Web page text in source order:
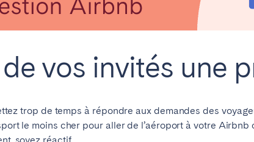
vos invités une
trop de temps à répondre aux demandes des
le moins cher pour aller de l’aéroport à votre